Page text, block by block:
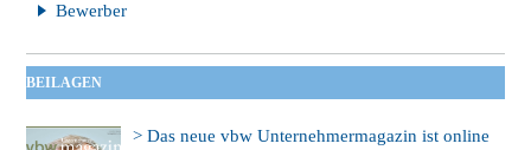
Bewerber
BEILAGEN
> Das neue vbw Unternehmermagazin ist online